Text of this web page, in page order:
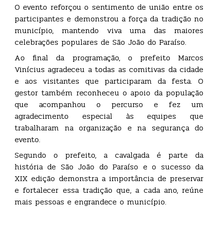
O evento reforçou o sentimento de união entre os
participantes e demonstrou a força da tradição no
município, mantendo viva uma das maiores
celebrações populares de São João do Paraíso.
Ao final da programação, o prefeito Marcos
Vinícius agradeceu a todas as comitivas da cidade
e aos visitantes que participaram da festa. O
gestor também reconheceu o apoio da população
que acompanhou o percurso e fez um
agradecimento especial às equipes que
trabalharam na organização e na segurança do
evento.
Segundo o prefeito, a cavalgada é parte da
história de São João do Paraíso e o sucesso da
XIX edição demonstra a importância de preservar
e fortalecer essa tradição que, a cada ano, reúne
mais pessoas e engrandece o município.